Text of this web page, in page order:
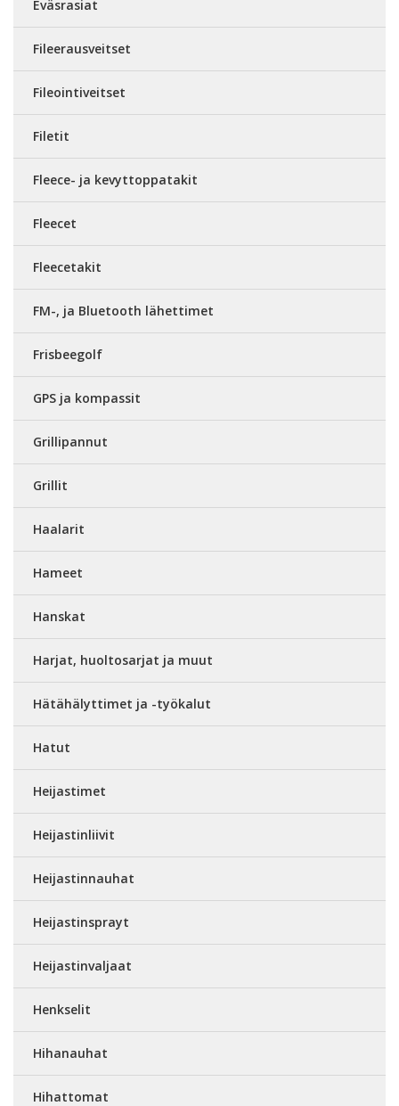
Eväsrasiat
Fileerausveitset
Fileointiveitset
Filetit
Fleece- ja kevyttoppatakit
Fleecet
Fleecetakit
FM-, ja Bluetooth lähettimet
Frisbeegolf
GPS ja kompassit
Grillipannut
Grillit
Haalarit
Hameet
Hanskat
Harjat, huoltosarjat ja muut
Hätähälyttimet ja -työkalut
Hatut
Heijastimet
Heijastinliivit
Heijastinnauhat
Heijastinsprayt
Heijastinvaljaat
Henkselit
Hihanauhat
Hihattomat